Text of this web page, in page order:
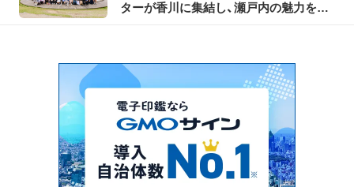
ターが香川に集結し、瀬戸内の魅力を
信・裏瀬戸芸プロジェクト〜」開催レポー
ト（後編）